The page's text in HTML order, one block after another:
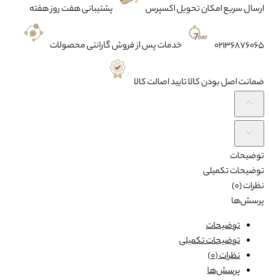
ارسال سریعامکان تحویل اکسپرس پشتیبانیهفت روز هفته
02136876065 خدمات پس از فروشگارانتی محصولات
ضمانتاصل بودن کالا تایید اصالت کالا
توضیحات
توضیحات تکمیلی
نظرات (0)
پرسش‌ها
توضیحات
توضیحات تکمیلی
نظرات (0)
پرسش‌ها